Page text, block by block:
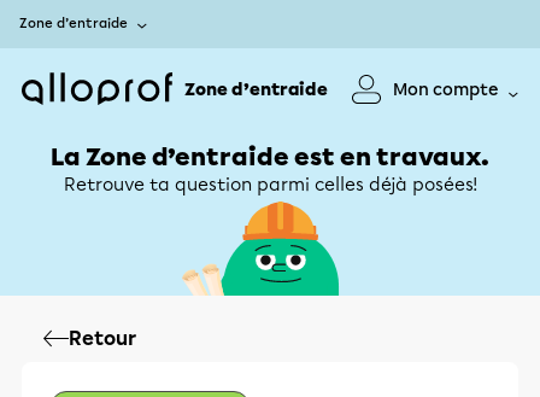
Zone d’entraide
Zone d’entraide Mon compte
La Zone d’entraide est en travaux.
Retrouve ta question parmi celles déjà posées!
Retour